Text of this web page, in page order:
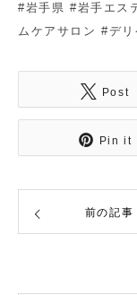
#岩手県 #岩手エス
ムケアサロン #デ
Post
Pin it
前の記事